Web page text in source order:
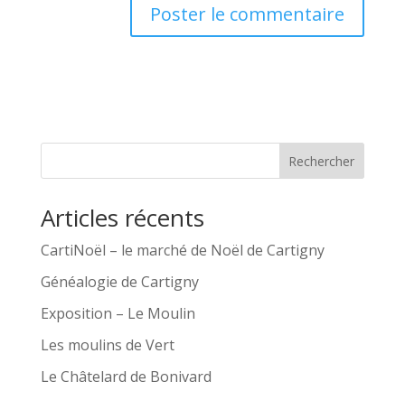
r
t
i
e
:
Rechercher
Articles récents
CartiNoël – le marché de Noël de Cartigny
Généalogie de Cartigny
Exposition – Le Moulin
Les moulins de Vert
Le Châtelard de Bonivard